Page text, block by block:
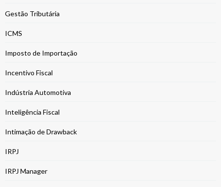
Gestão Tributária
ICMS
Imposto de Importação
Incentivo Fiscal
Indústria Automotiva
Inteligência Fiscal
Intimação de Drawback
IRPJ
IRPJ Manager